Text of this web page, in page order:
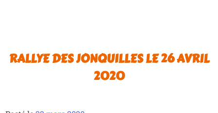
RALLYE DES JONQUILLES LE 26 AVRIL
2020